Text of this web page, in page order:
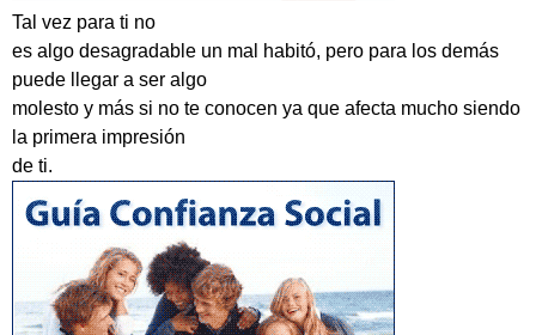
Tal vez para ti no
es algo desagradable un mal habitó, pero para los demás
puede llegar a ser algo
molesto y más si no te conocen ya que afecta mucho siendo
la primera impresión
de ti.